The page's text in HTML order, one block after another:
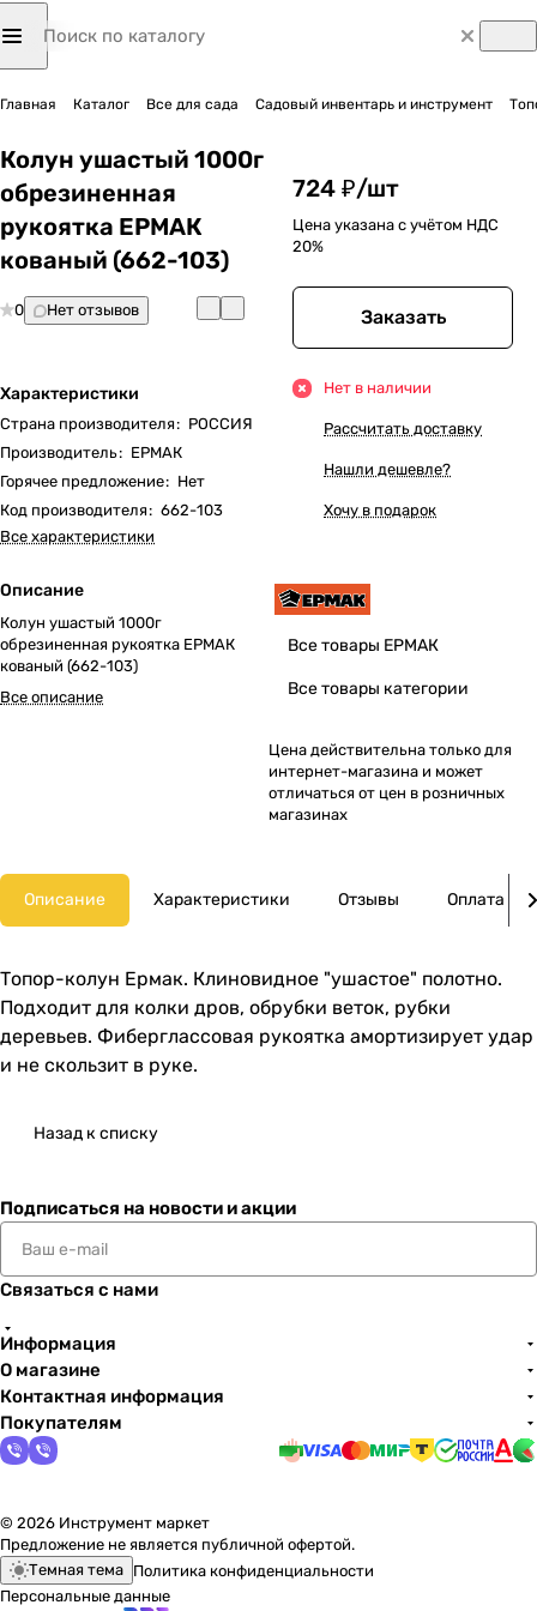
Главная Каталог Все для сада Садовый инвентарь и инструмент
Колун ушастый 1000г
обрезиненная
рукоятка ЕРМАК
кованый (662-103)
0 Нет отзывов
Характеристики
Страна производителя: РОССИЯ
Производитель: ЕРМАК
Горячее предложение: Нет
Код производителя: 662-103
Все характеристики
Описание
Колун ушастый 1000г
обрезиненная рукоятка ЕРМАК
кованый (662-103)
Все описание
724 ₽/шт
Цена указана с учётом НДС
20%
Заказать
Нет в наличии
Рассчитать доставку
Нашли дешевле?
Хочу в подарок
Все товары ЕРМАК
Все товары категории
Цена действительна только для
интернет-магазина и может
отличаться от цен в розничных
магазинах
Описание Характеристики Отзывы Оплата
Топор-колун Ермак. Клиновидное "ушастое" полотно.
Подходит для колки дров, обрубки веток, рубки
деревьев. Фиберглассовая рукоятка амортизирует удар
и не скользит в руке.
Назад к списку
Подписаться на новости и акции
Связаться с нами
Информация
О магазине
Контактная информация
Покупателям
© 2026 Инструмент маркет
Предложение не является публичной офертой.
Темная тема Политика конфиденциальности
Персональные данные